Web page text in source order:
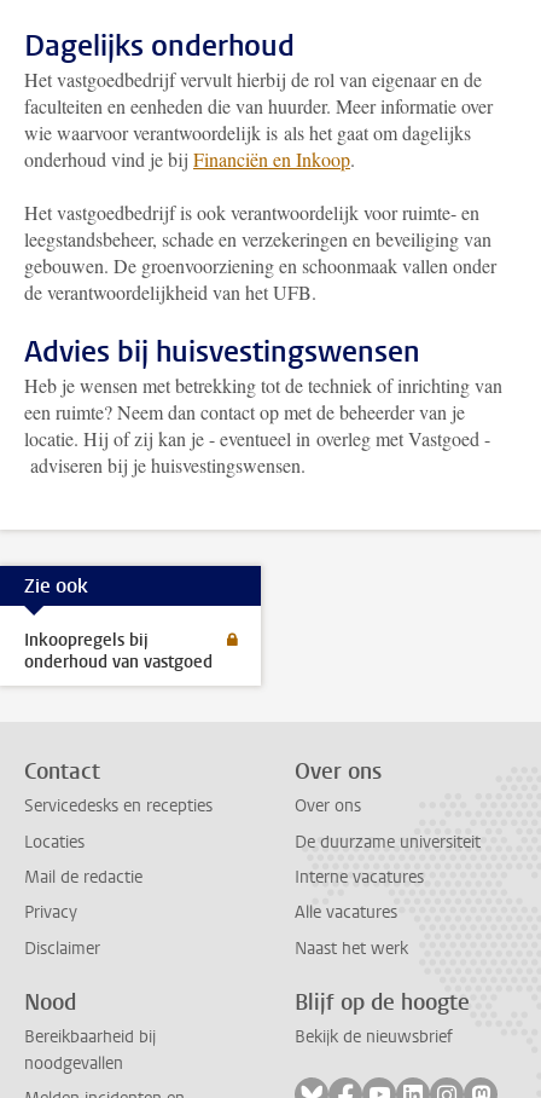
Dagelijks onderhoud
Het vastgoedbedrijf vervult hierbij de rol van eigenaar en de
faculteiten en eenheden die van huurder. Meer informatie over
wie waarvoor verantwoordelijk is als het gaat om dagelijks
onderhoud vind je bij Financiën en Inkoop.
Het vastgoedbedrijf is ook verantwoordelijk voor ruimte- en
leegstandsbeheer, schade en verzekeringen en beveiliging van
gebouwen. De groenvoorziening en schoonmaak vallen onder
de verantwoordelijkheid van het UFB.
Advies bij huisvestingswensen
Heb je wensen met betrekking tot de techniek of inrichting van
een ruimte? Neem dan contact op met de beheerder van je
locatie. Hij of zij kan je - eventueel in overleg met Vastgoed -
adviseren bij je huisvestingswensen.
Zie ook
Inkoopregels bij
onderhoud van vastgoed
Contact
Servicedesks en recepties
Locaties
Mail de redactie
Privacy
Disclaimer
Over ons
Over ons
De duurzame universiteit
Interne vacatures
Alle vacatures
Naast het werk
Nood
Bereikbaarheid bij
noodgevallen
Blijf op de hoogte
Bekijk de nieuwsbrief
Volg ons op bluesky
Volg ons op facebook
Volg ons op
Volg ons op
Volg ons
Volg